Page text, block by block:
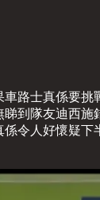
路士真係要挑
到隊友迪西施
令人好懷疑下